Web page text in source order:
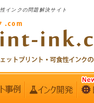
インクの問題解決サイト